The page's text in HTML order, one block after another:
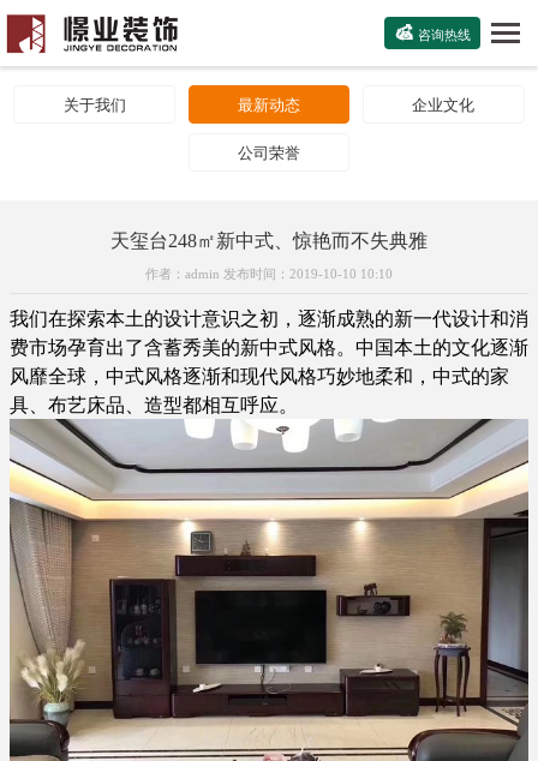
 咨询热线
关于我们 最新动态 企业文化
公司荣誉
天玺台248㎡新中式、惊艳而不失典雅
作者：admin 发布时间：2019-10-10 10:10
我们在探索本土的设计意识之初，逐渐成熟的新一代设计和消
费市场孕育出了含蓄秀美的新中式风格。中国本土的文化逐渐
风靡全球，中式风格逐渐和现代风格巧妙地柔和，中式的家
具、布艺床品、造型都相互呼应。